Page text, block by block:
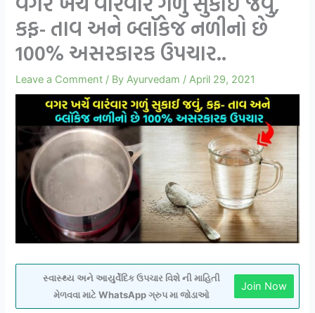
કફ- તાવ અને બ્લૉકેજ નળીનો છે
100% અસરકારક ઉપચાર..
Leave a Comment / ByAyurvedam /April 29, 2021
સ્વાસ્થ્ય અને આયુર્વેદિક ઉપચાર વિશે ની માહિતી
મેળવવા માટે WhatsApp ગ્રુપ મા જોડાઓ
Join Now